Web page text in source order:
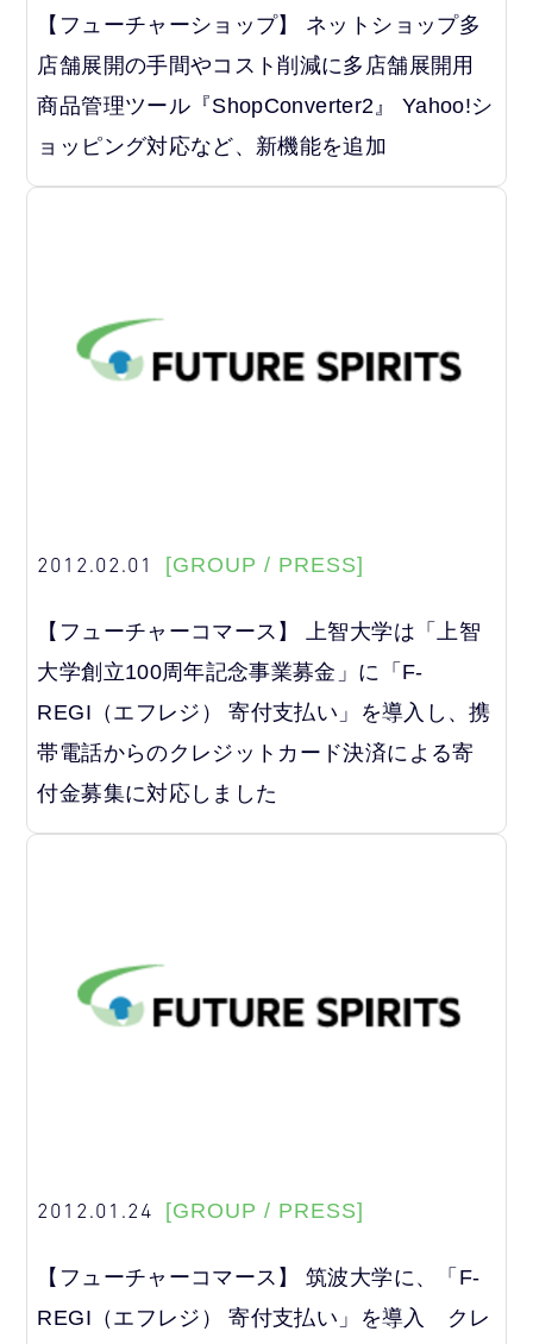
【フューチャーショップ】 ネットショップ多
店舗展開の手間やコスト削減に多店舗展開用
商品管理ツール『ShopConverter2』 Yahoo!シ
ョッピング対応など、新機能を追加
2012.02.01 [GROUP / PRESS]
【フューチャーコマース】 上智大学は「上智
大学創立100周年記念事業募金」に「F-
REGI（エフレジ） 寄付支払い」を導入し、携
帯電話からのクレジットカード決済による寄
付金募集に対応しました
2012.01.24 [GROUP / PRESS]
【フューチャーコマース】 筑波大学に、「F-
REGI（エフレジ） 寄付支払い」を導入 クレ